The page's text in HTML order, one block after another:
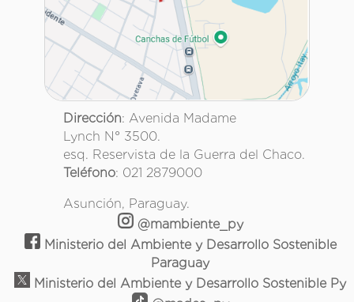
Dirección: Avenida Madame
Lynch N° 3500.
esq. Reservista de la Guerra del Chaco.
Teléfono: 021 2879000
Asunción, Paraguay.
@mambiente_py
Ministerio del Ambiente y Desarrollo Sostenible
Paraguay
Ministerio del Ambiente y Desarrollo Sostenible Py